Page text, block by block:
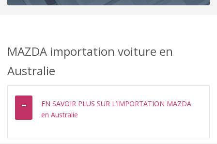
MAZDA importation voiture en
Australie
EN SAVOIR PLUS SUR L’IMPORTATION MAZDA
en Australie